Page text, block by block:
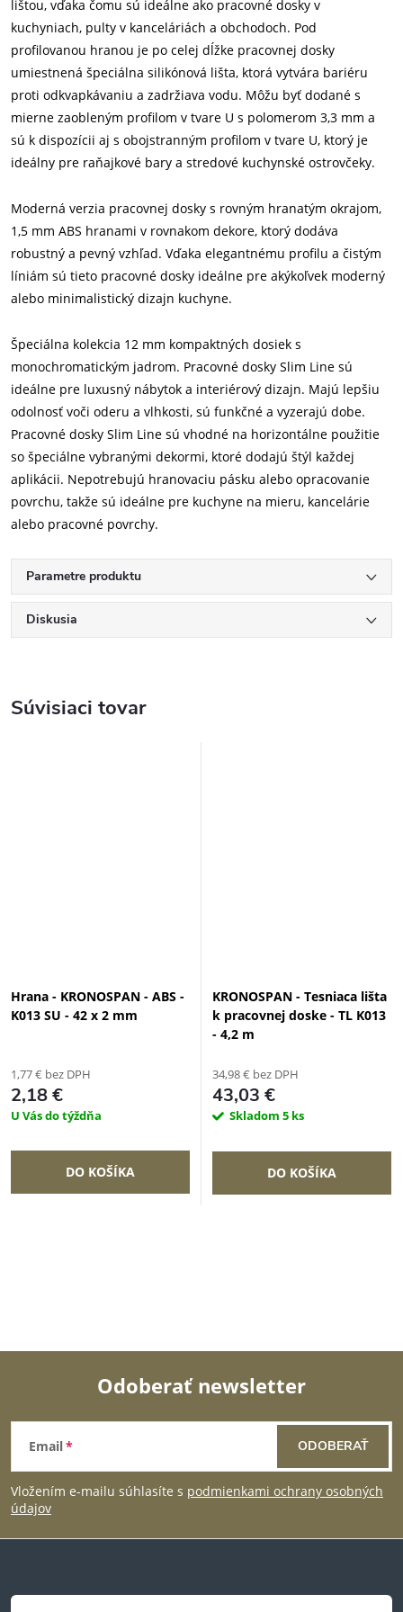
lištou, vďaka čomu sú ideálne ako pracovné dosky v
kuchyniach, pulty v kanceláriách a obchodoch. Pod
profilovanou hranou je po celej dĺžke pracovnej dosky
umiestnená špeciálna silikónová lišta, ktorá vytvára bariéru
proti odkvapkávaniu a zadržiava vodu. Môžu byť dodané s
mierne zaobleným profilom v tvare U s polomerom 3,3 mm a
sú k dispozícii aj s obojstranným profilom v tvare U, ktorý je
ideálny pre raňajkové bary a stredové kuchynské ostrovčeky.
Moderná verzia pracovnej dosky s rovným hranatým okrajom,
1,5 mm ABS hranami v rovnakom dekore, ktorý dodáva
robustný a pevný vzhľad. Vďaka elegantnému profilu a čistým
líniám sú tieto pracovné dosky ideálne pre akýkoľvek moderný
alebo minimalistický dizajn kuchyne.
Špeciálna kolekcia 12 mm kompaktných dosiek s
monochromatickým jadrom. Pracovné dosky Slim Line sú
ideálne pre luxusný nábytok a interiérový dizajn. Majú lepšiu
odolnosť voči oderu a vlhkosti, sú funkčné a vyzerajú dobe.
Pracovné dosky Slim Line sú vhodné na horizontálne použitie
so špeciálne vybranými dekormi, ktoré dodajú štýl každej
aplikácii. Nepotrebujú hranovaciu pásku alebo opracovanie
povrchu, takže sú ideálne pre kuchyne na mieru, kancelárie
alebo pracovné povrchy.
Parametre produktu
Diskusia
Súvisiaci tovar
Hrana - KRONOSPAN - ABS -
K013 SU - 42 x 2 mm
1,77 € bez DPH
2,18 €
U Vás do týždňa
DO KOŠÍKA
KRONOSPAN - Tesniaca lišta
k pracovnej doske - TL K013
- 4,2 m
34,98 € bez DPH
43,03 €
Skladom 5 ks
DO KOŠÍKA
Z
á
p
Odoberať newsletter
Email
Vložením e-mailu súhlasíte s podmienkami ochrany osobných
údajov
ODOBERAŤ